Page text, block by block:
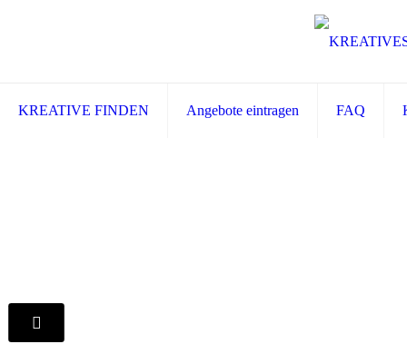
KREATIVE FINDEN Angebote eintragen FAQ